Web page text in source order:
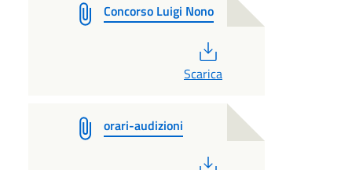
Concorso Luigi Nono
Scarica
orari-audizioni